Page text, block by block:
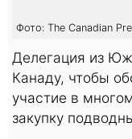
Фото: The Canadian
Делегация из
Канаду, чтобы
участие в
закупку